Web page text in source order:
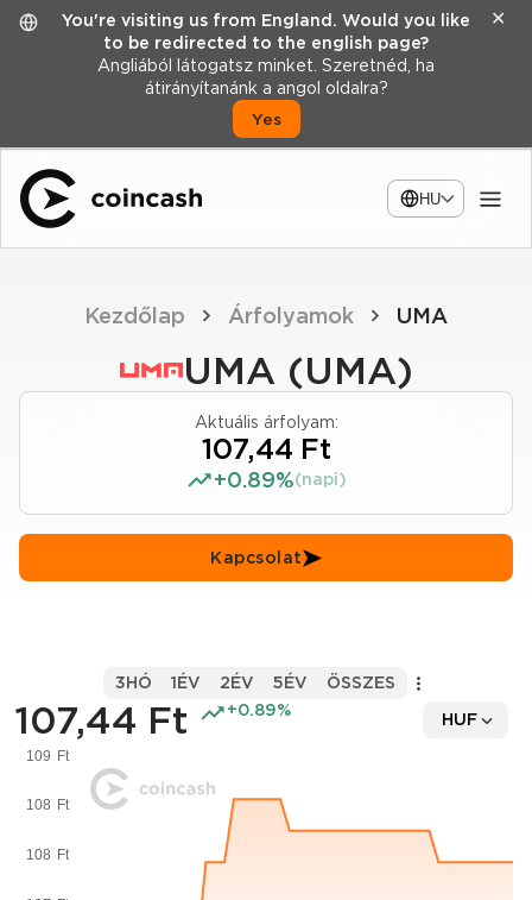
You're visiting us from England. Would you like
to be redirected to the english page?
Angliából látogatsz minket. Szeretnéd, ha
átirányítanánk a angol oldalra?
Yes
✕
HU
Kezdőlap Árfolyamok UMA
UMA (UMA)
Aktuális árfolyam:
107,44 Ft
+0.89%(napi)
Kapcsolat
107,44 Ft +0.89% HUF
3HÓ 1ÉV 2ÉV 5ÉV ÖSSZES